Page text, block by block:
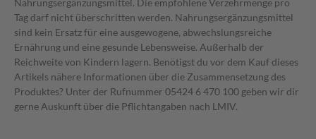
Nahrungsergänzungsmittel. Die empfohlene Verzehrmenge pro
Tag darf nicht überschritten werden. Nahrungsergänzungsmittel
sind kein Ersatz für eine ausgewogene, abwechslungsreiche
Ernährung und eine gesunde Lebensweise. Außerhalb der
Reichweite von Kindern lagern. Benötigst du vor dem Kauf dieses
Artikels nähere Informationen über die Zusammensetzung des
Produktes? Unter der Rufnummer 05424 6 470 100 geben wir dir
gerne Auskunft über die Pflichtangaben nach LMIV.